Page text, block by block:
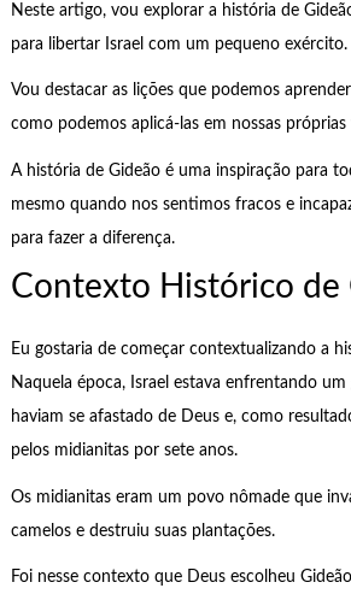
Neste artigo, vou explorar a história de
para libertar Israel com um pequeno exército.
Vou destacar as lições que podemos
como podemos aplicá-las em nossas próprias
A história de Gideão é uma inspiração para
mesmo quando nos sentimos fracos e
para fazer a diferença.
Contexto Histórico de
Eu gostaria de começar contextualizando a
Naquela época, Israel estava enfrentando
haviam se afastado de Deus e, como
pelos midianitas por sete anos.
Os midianitas eram um povo nômade que
camelos e destruiu suas plantações.
Foi nesse contexto que Deus escolheu